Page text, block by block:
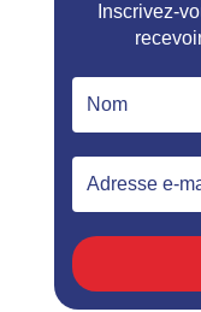
Inscrivez-